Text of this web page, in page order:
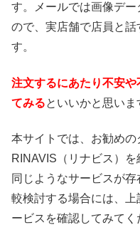
す。メールでは画像デ
ので、実店舗で店員と
す。
注文するにあたり不安
てみるといいかと思いま
本サイトでは、お勧め
RINAVIS（リナビス）
同じようなサービスが
較検討する場合には、
ービスを確認してみてく